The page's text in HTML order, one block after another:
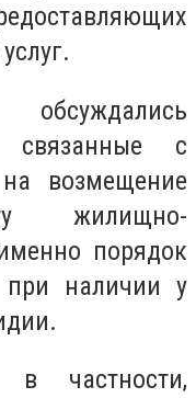
связанные с
возмещение
жилищно-
порядок
наличии у
в частности,